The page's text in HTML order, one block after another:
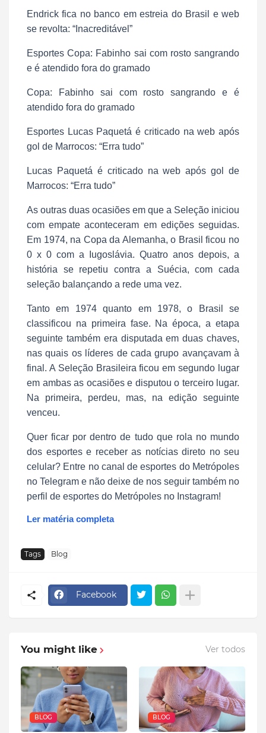
Endrick fica no banco em estreia do Brasil e web
se revolta: “Inacreditável”
Esportes Copa: Fabinho sai com rosto sangrando
e é atendido fora do gramado
Copa: Fabinho sai com rosto sangrando e é
atendido fora do gramado
Esportes Lucas Paquetá é criticado na web após
gol de Marrocos: “Erra tudo”
Lucas Paquetá é criticado na web após gol de
Marrocos: “Erra tudo”
As outras duas ocasiões em que a Seleção iniciou
com empate aconteceram em edições seguidas.
Em 1974, na Copa da Alemanha, o Brasil ficou no
0 x 0 com a Iugoslávia. Quatro anos depois, a
história se repetiu contra a Suécia, com cada
seleção balançando a rede uma vez.
Tanto em 1974 quanto em 1978, o Brasil se
classificou na primeira fase. Na época, a etapa
seguinte também era disputada em duas chaves,
nas quais os líderes de cada grupo avançavam à
final. A Seleção Brasileira ficou em segundo lugar
em ambas as ocasiões e disputou o terceiro lugar.
Na primeira, perdeu, mas, na edição seguinte
venceu.
Quer ficar por dentro de tudo que rola no mundo
dos esportes e receber as notícias direto no seu
celular? Entre no canal de esportes do Metrópoles
no Telegram e não deixe de nos seguir também no
perfil de esportes do Metrópoles no Instagram!
Ler matéria completa
Tags Blog
Facebook
You might like Ver todos
BLOG BLOG